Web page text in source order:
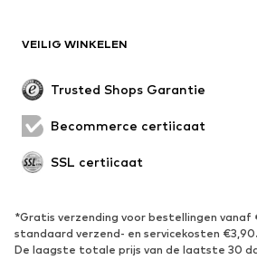
Evenementen
SCHOENEN
Sneakers
Pumps & hakken
Laarzen
VEILIG WINKELEN
Trusted Shops Garantie
Becommerce certificaat
SSL certificaat
*Gratis verzending voor bestellingen vanaf
standaard verzend- en servicekosten €3,90.
De laagste totale prijs van de laatste 30